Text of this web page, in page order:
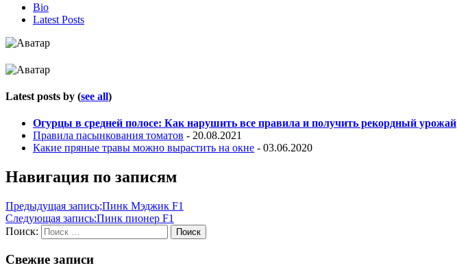
Bio
Latest Posts
Latest posts by (see all)
Огурцы в средней полосе: Как нарушить все правила и получить рекордный урожай
Правила пасынкования томатов - 20.08.2021
Какие пряные травы можно вырастить на окне - 03.06.2020
Навигация по записям
Предыдущая запись;Пинк Мэджик F1
Следующая запись:Пинк пионер F1
Поиск:
Поиск
Свежие записи